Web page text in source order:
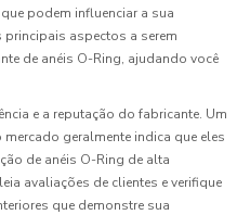
podem influenciar a sua
aspectos a serem
de anéis O-Ring, ajudando você
e a reputação do fabricante. Um
geralmente indica que eles
de anéis O-Ring de alta
avaliações de clientes e verifique
que demonstre sua